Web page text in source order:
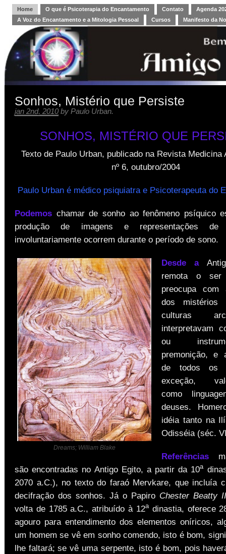
Home O que é Psicoterapia do Encantamento Contato
Agenda
A Voz do Encantamento e a Mitologia Pessoal
Cursos Manifesto da
Sonhos, Mistério que Persiste
jan 2nd, 2010 by Paulo Urban.
SONHOS, MISTÉRIO QUE
Texto de Paulo Urban, publicado na Revista Medicina
nº 6, outubro/2004
Paulo Urban é médico psiquiatra e Psicoterapeuta do
Podemos chamar de sonho ao fenômeno psíquico
produção de imagens e representações
involuntariamente ocorrem durante o período de sono.
Dreams; William Blake
Desde a
remota o ser
preocupa com
dos mistérios
culturas
interpretavam
ou
premonição, e
de todos os
exceção,
como
deuses.
idéia tanto na
Odisséia (séc.
Referências
são encontradas no Antigo Egito, a partir da 10a
2070 a.C.), no texto do faraó Mervkare, que incluía
decifração dos sonhos. Já o Papiro Chester Beatty
volta de 1785 a.C., atribuído à 12adinastia, oferece
agouro para entendimento dos elementos oníricos,
um homem se vê em sonho comendo, isto é bom,
lhe faltará; se vê uma serpente, isto é bom, pois